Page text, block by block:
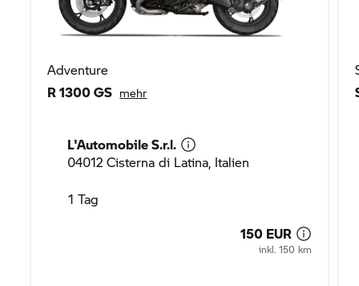
Adventure
R 1300 GS mehr
L'Automobile S.r.l.
04012 Cisterna di Latina, Italien
1 Tag
150 EUR
inkl. 150 km